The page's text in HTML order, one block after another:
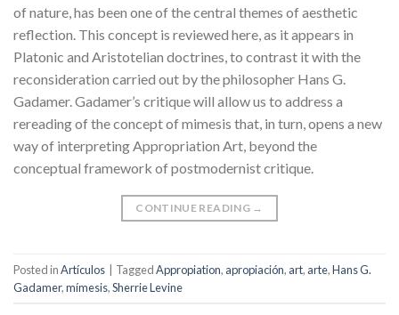
of nature, has been one of the central themes of aesthetic
reflection. This concept is reviewed here, as it appears in
Platonic and Aristotelian doctrines, to contrast it with the
reconsideration carried out by the philosopher Hans G.
Gadamer. Gadamer’s critique will allow us to address a
rereading of the concept of mimesis that, in turn, opens a new
way of interpreting Appropriation Art, beyond the
conceptual framework of postmodernist critique.
CONTINUE READING →
Posted inArtículos | TaggedAppropiation, apropiación, art, arte,Hans G.
Gadamer,mímesis,Sherrie Levine